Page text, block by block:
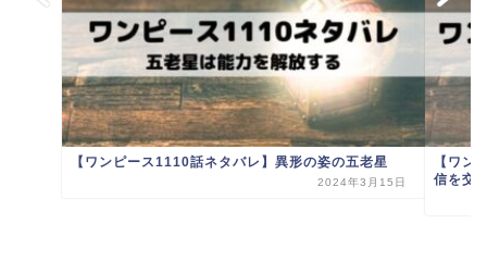
【ワンピース1110話ネタバレ】異形の姿の五老星
2024年3月15日
【ワン
信を交